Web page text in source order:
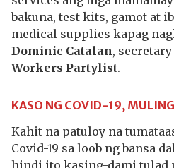
bakuna, test kits, gamot at
medical supplies kapag
Dominic Catalan,
Workers Partylist.
KASO NG COVID-19,
Kahit na patuloy na
Covid-19 sa loob ng bansa
hindi ito kasing-dami tulad